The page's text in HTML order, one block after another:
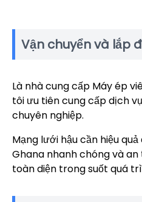
Vận chuyển và lắp
Là nhà cung cấp Máy ép
tôi ưu tiên cung cấp dịch
chuyên nghiệp.
Mạng lưới hậu cần hiệu
Ghana nhanh chóng và
toàn diện trong suốt quá